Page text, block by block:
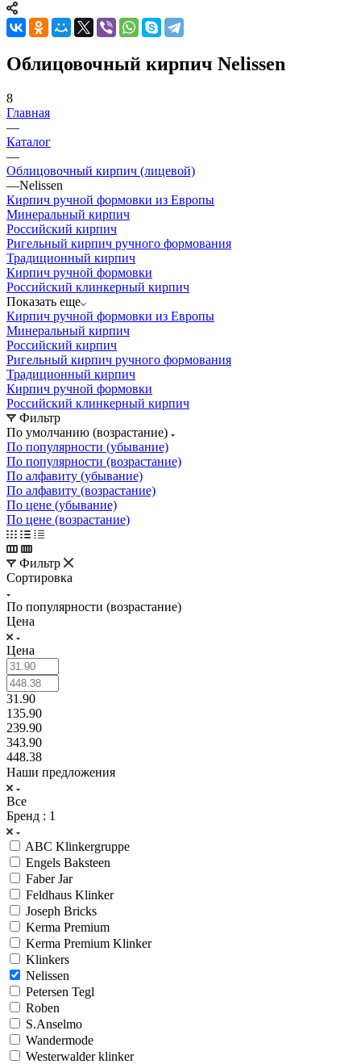
Облицовочный кирпич Nelissen
8
Главная
—
Каталог
—
Облицовочный кирпич (лицевой)
—Nelissen
Кирпич ручной формовки из Европы
Минеральный кирпич
Российский кирпич
Ригельный кирпич ручного формования
Традиционный кирпич
Кирпич ручной формовки
Российский клинкерный кирпич
Показать еще
Кирпич ручной формовки из Европы
Минеральный кирпич
Российский кирпич
Ригельный кирпич ручного формования
Традиционный кирпич
Кирпич ручной формовки
Российский клинкерный кирпич
Фильтр
По умолчанию (возрастание)
По популярности (убывание)
По популярности (возрастание)
По алфавиту (убывание)
По алфавиту (возрастание)
По цене (убывание)
По цене (возрастание)
Фильтр
Сортировка
По популярности (возрастание)
Цена
Цена
31.90
135.90
239.90
343.90
448.38
Наши предложения
Все
Бренд : 1
ABC Klinkergruppe
Engels Baksteen
Faber Jar
Feldhaus Klinker
Joseph Bricks
Kerma Premium
Kerma Premium Klinker
Klinkers
Nelissen
Petersen Tegl
Roben
S.Anselmo
Wandermode
Westerwalder klinker